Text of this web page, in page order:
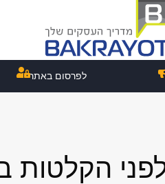
לפרסום באתר
הקלטות